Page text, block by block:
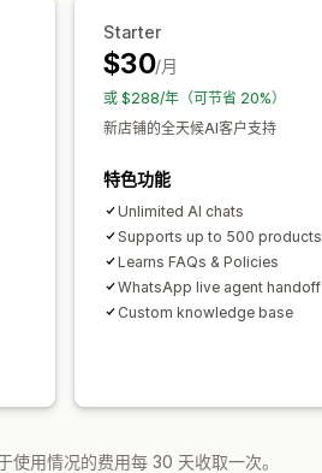
Starter
$30/月
或 $288/年（可节省 20%）
新店铺的全天候AI客户支持
特色功能
Unlimited AI chats
Supports up to 500 products
Learns FAQs & Policies
WhatsApp live agent handoff
Custom knowledge base
使用情况的费用每 30 天收取一次。